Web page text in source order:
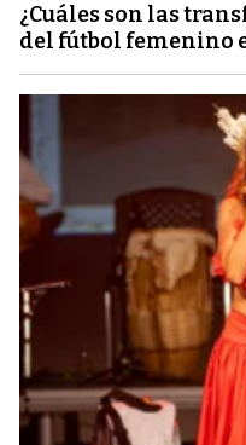
¿Cuáles son las
del fútbol femenino